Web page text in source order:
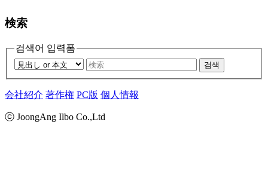
検索
검색어 입력폼
검색
会社紹介 著作権 PC版 個人情報
ⓒ JoongAng Ilbo Co.,Ltd